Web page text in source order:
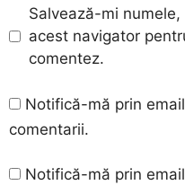
Salvează-mi
acest navigator
comentez.
Notifică-mă prin
comentarii.
Notifică-mă prin